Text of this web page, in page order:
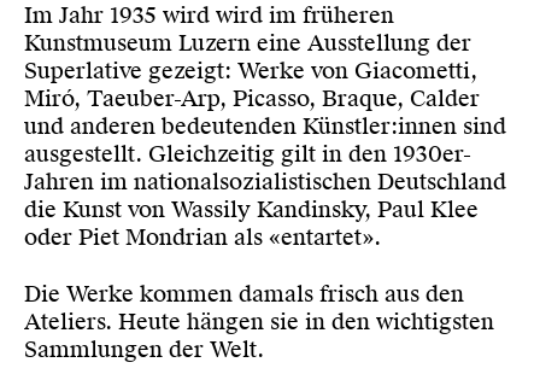
Im Jahr 1935 wird wird im früheren
Kunstmuseum Luzern eine Ausstellung der
Superlative gezeigt: Werke von Giacometti,
Miró, Taeuber-Arp, Picasso, Braque, Calder
und anderen bedeutenden Künstler:innen sind
ausgestellt. Gleichzeitig gilt in den 1930er-
Jahren im nationalsozialistischen Deutschland
die Kunst von Wassily Kandinsky, Paul Klee
oder Piet Mondrian als «entartet».
Die Werke kommen damals frisch aus den
Ateliers. Heute hängen sie in den wichtigsten
Sammlungen der Welt.